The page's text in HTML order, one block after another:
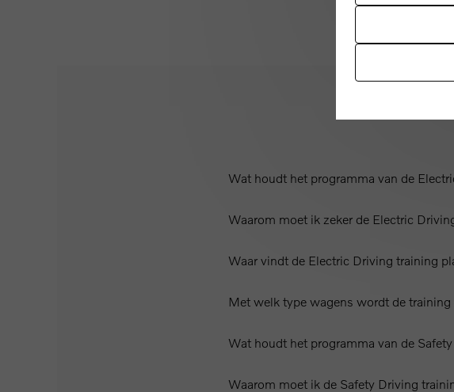
Wat houdt het programma van de
Waarom moet ik zeker de Electric
Waar vindt de Electric Driving training
Met welk type wagens wordt de training
Wat houdt het programma van de
Waarom moet ik de Safety Driving